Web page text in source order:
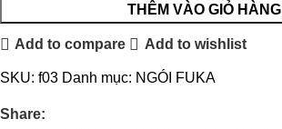
THÊM VÀO GIỎ HÀNG
Add to compare Add to wishlist
SKU: f03 Danh mục: NGÓI FUKA
Share: